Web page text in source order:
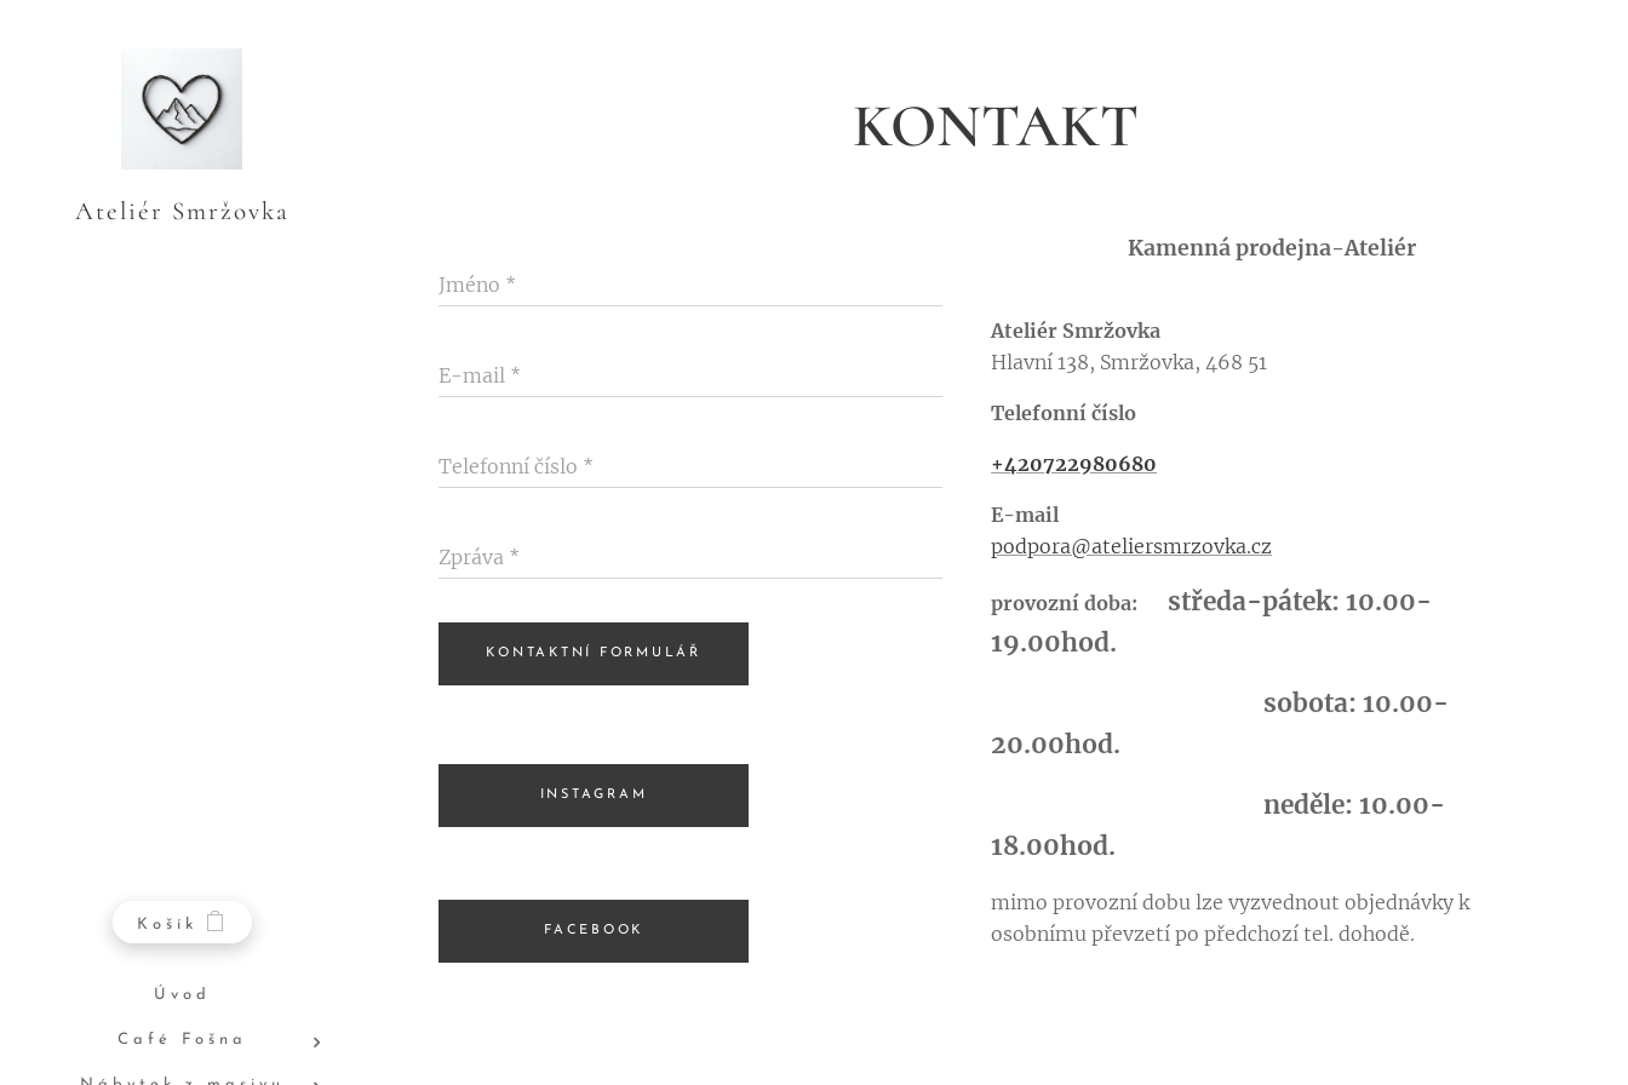
Ateliér Smržovka
Košík
Úvod
Café Fošna
KONTAKT
Jméno
E-mail
Telefonní číslo
Zpráva
KONTAKTNÍ FORMULÁŘ
INSTAGRAM
FACEBOOK
Kamenná prodejna-Ateliér
Ateliér Smržovka
Hlavní 138, Smržovka, 468 51
Telefonní číslo
+420722980680
E-mail
podpora@ateliersmrzovka.cz
provozní doba:
středa-pátek: 10.00-
19.00hod.
sobota: 10.00-
20.00hod.
neděle: 10.00-
18.00hod.
mimo provozní dobu lze vyzvednout objednávky k
osobnímu převzetí po předchozí tel. dohodě.